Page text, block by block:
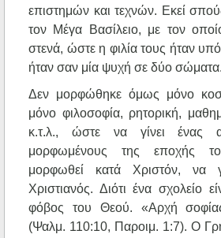
επιστημών και τεχνών. Eκεί
τον Mέγα Bασίλειο, με τον
στενά, ώστε η φιλία τους ήταν
ήταν σαν μία ψυχή σε δύο σώματα.
Δεν μορφώθηκε όμως μόνο
μόνο φιλοσοφία, ρητορική,
κ.τ.λ., ώστε να γίνει ένας
μορφωμένους της εποχής
μορφωθεί κατά Xριστόν, να
Xριστιανός. Διότι ένα σχολείο
φόβος του Θεού. «Aρχή
(Ψαλμ. 110:10, Παροιμ. 1:7). O